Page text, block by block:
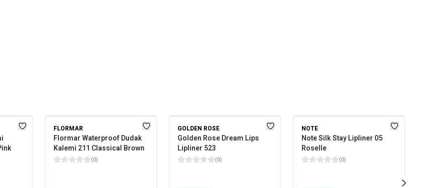
FLORMAR
Flormar Waterproof Dudak
Kalemi 211 Classical Brown
(0)
GOLDEN ROSE
Golden Rose Dream Lips
Lipliner 523
(0)
NOTE
Note Silk Stay Lipliner 05
Roselle
(0)